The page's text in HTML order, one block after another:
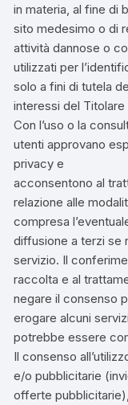
in materia, al fine di
sito medesimo o di
attività dannose o
utilizzati per
solo a fini di tutela
interessi del
Con l’uso o la
utenti approvano
privacy e
acconsentono al
relazione alle
compresa
diffusione a terzi se
servizio. Il
raccolta e al
negare il consenso
erogare alcuni
potrebbe essere
Il consenso
e/o pubblicitarie
offerte